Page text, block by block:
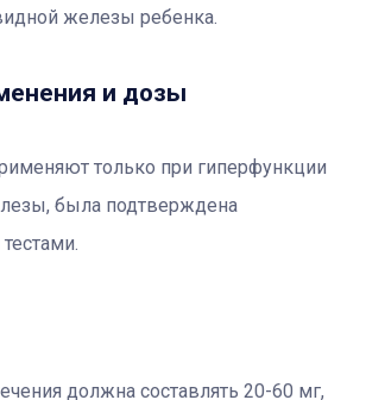
железы ребенка.
и дозы
только при гиперфункции
была подтверждена
должна составлять 20-60 мг,